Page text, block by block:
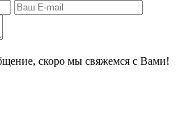
скоро мы свяжемся с Вами!